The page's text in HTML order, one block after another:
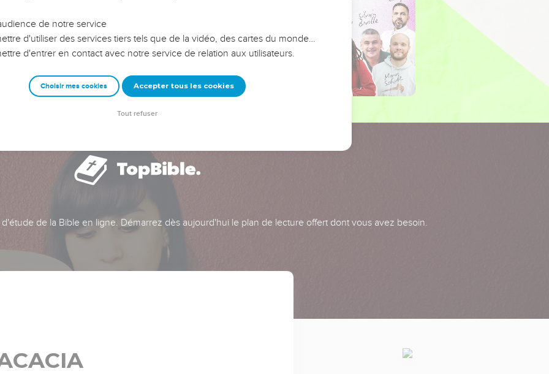
et responsables reviennent sur les erreurs
avec plus de sagesse afin que leurs erreurs
ministère, une équipe, un groupe ou une famille,
de la Bible en ligne. Démarrez dès aujourd'hui le plan de lecture offert dont vous avez besoin.
de notre service
d'utiliser des services tiers tels que de la vidéo, des cartes du monde…
d'entrer en contact avec notre service de relation aux utilisateurs.
Choisir mes cookies Accepter tous les cookies
Tout refuser